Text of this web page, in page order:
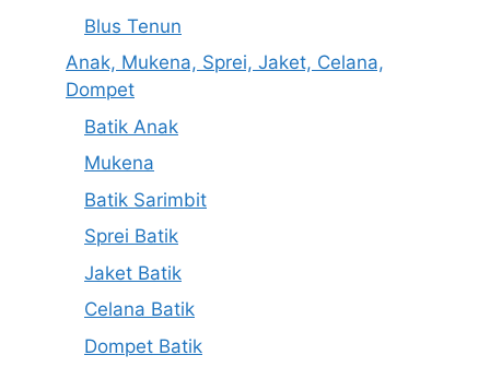
Blus Tenun
Anak, Mukena, Sprei, Jaket, Celana,
Dompet
Batik Anak
Mukena
Batik Sarimbit
Sprei Batik
Jaket Batik
Celana Batik
Dompet Batik